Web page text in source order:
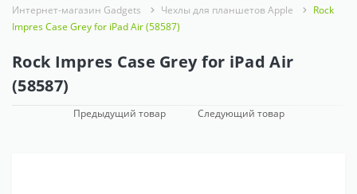
Интернет-магазин Gadgets Чехлы для планшетов Apple
Rock
Impres Case Grey for iPad Air (58587)
Rock Impres Case Grey for iPad Air
(58587)
Предыдущий товар Следующий товар